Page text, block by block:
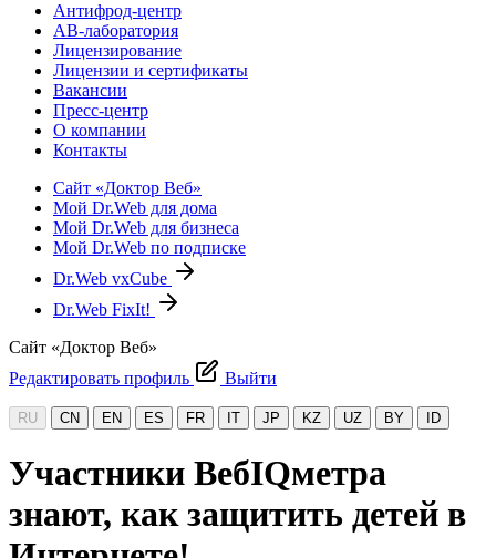
Антифрод-центр
АВ-лаборатория
Лицензирование
Лицензии и сертификаты
Вакансии
Пресс-центр
О компании
Контакты
Сайт «Доктор Веб»
Мой Dr.Web для дома
Мой Dr.Web для бизнеса
Мой Dr.Web по подписке
Dr.Web vxCube
Dr.Web FixIt!
Сайт «Доктор Веб»
Редактировать профиль
Выйти
RU CN EN ES FR IT JP KZ UZ BY ID
Участники ВебIQметра
знают, как защитить детей в